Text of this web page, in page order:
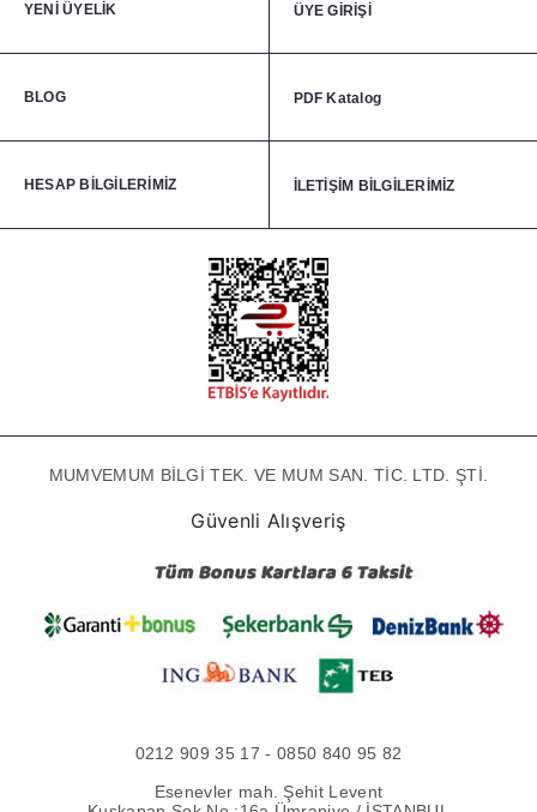
YENİ ÜYELİK ÜYE GİRİŞİ
BLOG PDF Katalog
HESAP BİLGİLERİMİZ İLETİŞİM BİLGİLERİMİZ
MUMVEMUM BİLGİ TEK. VE MUM SAN. TİC. LTD. ŞTİ.
Güvenli Alışveriş
0212 909 35 17 - 0850 840 95 82
Esenevler mah. Şehit Levent